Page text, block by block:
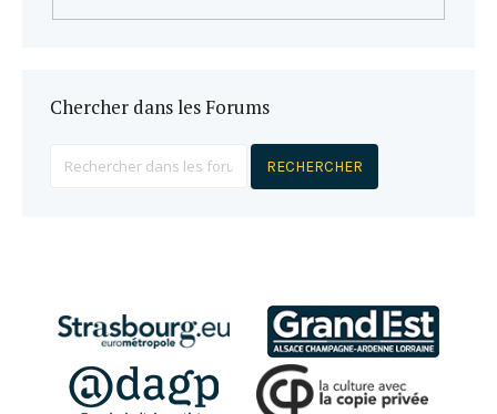
Chercher dans les Forums